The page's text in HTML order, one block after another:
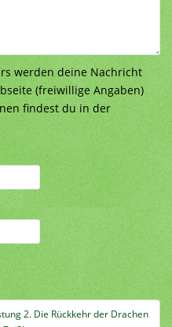
werden deine Nachricht
(freiwillige Angaben)
findest du in der
2. Die Rückkehr der Drachen